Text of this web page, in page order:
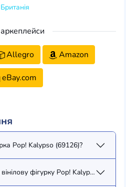
Allegro Amazon
eBay.com
Pop! Kalypso (69126)?
фігурку Pop! Kalypso (69126)?